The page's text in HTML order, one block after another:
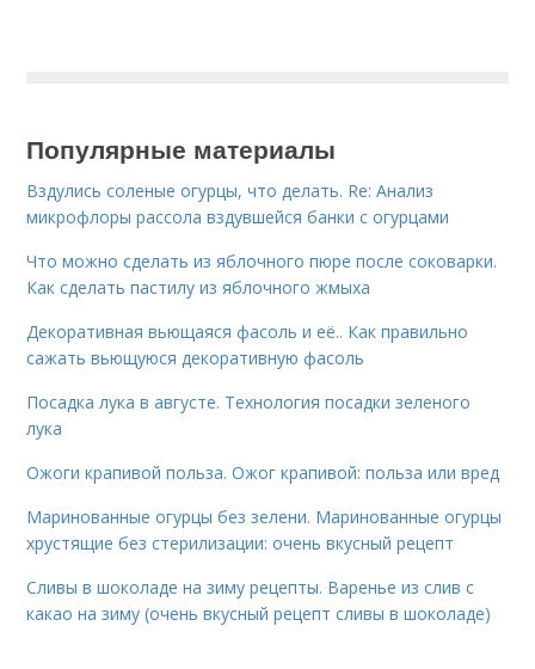
Популярные материалы
Вздулись соленые огурцы, что делать. Re: Анализ
микрофлоры рассола вздувшейся банки с огурцами
Что можно сделать из яблочного пюре после соковарки.
Как сделать пастилу из яблочного жмыха
Декоративная вьющаяся фасоль и её.. Как правильно
сажать вьющуюся декоративную фасоль
Посадка лука в августе. Технология посадки зеленого
лука
Ожоги крапивой польза. Ожог крапивой: польза или вред
Маринованные огурцы без зелени. Маринованные огурцы
хрустящие без стерилизации: очень вкусный рецепт
Сливы в шоколаде на зиму рецепты. Варенье из слив с
какао на зиму (очень вкусный рецепт сливы в шоколаде)